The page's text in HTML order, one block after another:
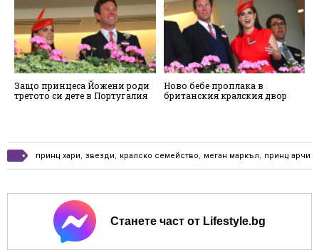
Защо принцеса Йожени роди
третото си дете в Португалия
Ново бебе проплака в
британския кралския двор
принц хари, звезди, кралско семейство, меган маркъл, принц арчи
Станете част от Lifestyle.bg